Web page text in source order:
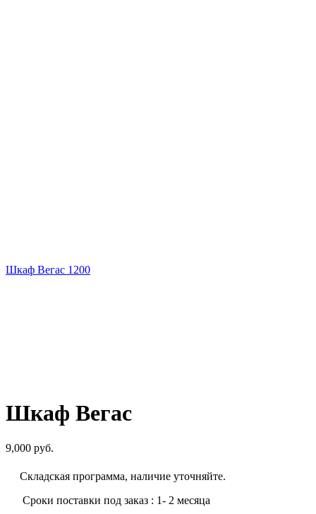
Шкаф Вегас 1200
Шкаф Вегас
9,000 руб.
Складская программа, наличие уточняйте.
Сроки поставки под заказ : 1- 2 месяца